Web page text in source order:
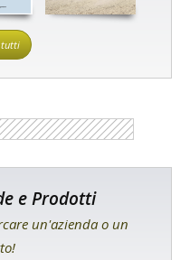
tutti
e Prodotti
un'azienda o un